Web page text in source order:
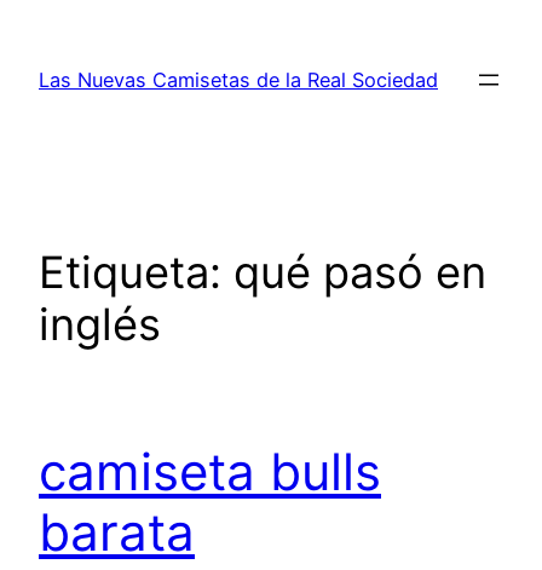
contenido
Las Nuevas Camisetas de la Real Sociedad
Etiqueta: qué pasó en
inglés
camiseta bulls
barata